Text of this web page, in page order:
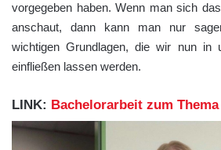
vorgegeben haben. Wenn man sich
anschaut, dann kann man nur
wichtigen Grundlagen, die wir nun in
einfließen lassen werden.
LINK: Bachelorarbeit zum